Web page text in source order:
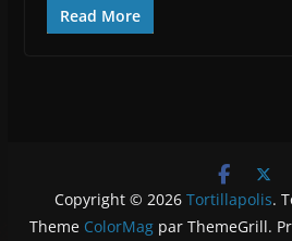
Read More
Copyright © 2026 Tortillapolis.
Theme ColorMag par ThemeGrill.